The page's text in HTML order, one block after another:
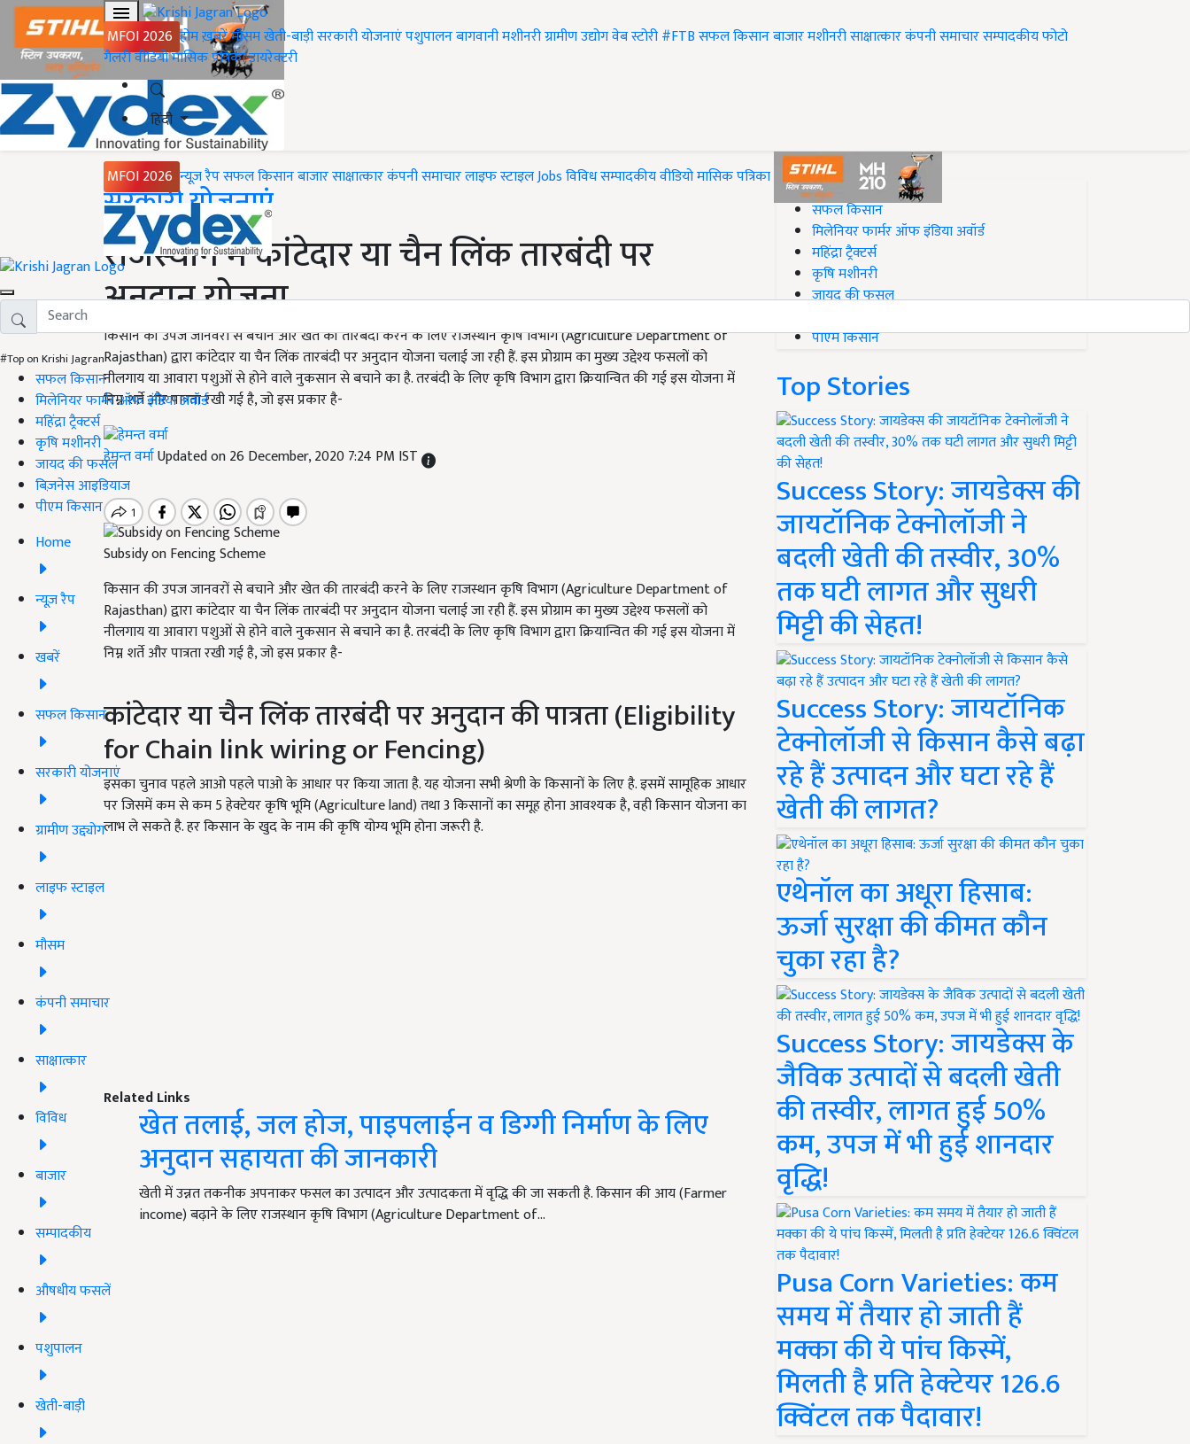
MFOI 2026 होमख़बरेंमौसमखेती-बाड़ीसरकारी योजनाएंपशुपालनबागवानीमशीनरीग्रामीण उद्योगवेब स्टोरी#FTBसफल किसानबाजारमशीनरीसाक्षात्कारकंपनी समाचारसम्पादकीयफोटो
गैलरीवीडियोमासिक पत्रिकाडायरेक्टरी
हिंदी
MFOI 2026 न्यूज़ रैपसफल किसानबाजारसाक्षात्कारकंपनी समाचारलाइफ स्टाइलJobsविविधसम्पादकीयवीडियोमासिक पत्रिका
#Top on Krishi Jagran
सफल किसान
मिलेनियर फार्मर ऑफ इंडिया अवॉर्ड
महिंद्रा ट्रैक्टर्स
कृषि मशीनरी
जायद की फसल
बिज़नेस आइडियाज
पीएम किसान
Home
न्यूज़ रैप
खबरें
सफल किसान
सरकारी योजनाएं
ग्रामीण उद्द्योग
लाइफ स्टाइल
मौसम
कंपनी समाचार
साक्षात्कार
विविध
बाजार
सम्पादकीय
औषधीय फसलें
पशुपालन
खेती-बाड़ी
Home
सरकारी योजनाएं
राजस्थान में कांटेदार या चैन लिंक तारबंदी पर
अनुदान योजना
किसान की उपज जानवरों से बचाने और खेत की तारबंदी करने के लिए राजस्थान कृषि विभाग (Agriculture Department of
Rajasthan) द्वारा कांटेदार या चैन लिंक तारबंदी पर अनुदान योजना चलाई जा रही हैं. इस प्रोग्राम का मुख्य उद्देश्य फसलों को
नीलगाय या आवारा पशुओं से होने वाले नुकसान से बचाने का है. तरबंदी के लिए कृषि विभाग द्वारा क्रियान्वित की गई इस योजना में
निम्न शर्ते और पात्रता रखी गई है, जो इस प्रकार है-
हेमन्त वर्माUpdated on 26 December, 2020 7:24 PM IST
Subsidy on Fencing Scheme
किसान की उपज जानवरों से बचाने और खेत की तारबंदी करने के लिए राजस्थान कृषि विभाग (Agriculture Department of
Rajasthan) द्वारा कांटेदार या चैन लिंक तारबंदी पर अनुदान योजना चलाई जा रही हैं. इस प्रोग्राम का मुख्य उद्देश्य फसलों को
नीलगाय या आवारा पशुओं से होने वाले नुकसान से बचाने का है. तरबंदी के लिए कृषि विभाग द्वारा क्रियान्वित की गई इस योजना में
निम्न शर्ते और पात्रता रखी गई है, जो इस प्रकार है-
कांटेदार या चैन लिंक तारबंदी पर अनुदान की पात्रता (Eligibility
for Chain link wiring or Fencing)
इसका चुनाव पहले आओ पहले पाओ के आधार पर किया जाता है. यह योजना सभी श्रेणी के किसानों के लिए है. इसमें सामूहिक आधार
पर जिसमें कम से कम 5 हेक्टेयर कृषि भूमि (Agriculture land) तथा 3 किसानों का समूह होना आवश्यक है, वही किसान योजना का
लाभ ले सकते है. हर किसान के खुद के नाम की कृषि योग्य भूमि होना जरूरी है.
Related Links
खेत तलाई, जल होज, पाइपलाईन व डिग्गी निर्माण के लिए
अनुदान सहायता की जानकारी
खेती में उन्नत तकनीक अपनाकर फसल का उत्पादन और उत्पादकता में वृद्धि की जा सकती है. किसान की आय (Farmer
income) बढ़ाने के लिए राजस्थान कृषि विभाग (Agriculture Department of…
#Top on Krishi Jagran
सफल किसान
मिलेनियर फार्मर ऑफ इंडिया अवॉर्ड
महिंद्रा ट्रैक्टर्स
कृषि मशीनरी
जायद की फसल
पीएम किसान
Top Stories
Success Story: जायडेक्स की
जायटॉनिक टेक्नोलॉजी ने
बदली खेती की तस्वीर, 30%
तक घटी लागत और सुधरी
मिट्टी की सेहत!
Success Story: जायटॉनिक
टेक्नोलॉजी से किसान कैसे बढ़ा
रहे हैं उत्पादन और घटा रहे हैं
खेती की लागत?
एथेनॉल का अधूरा हिसाब:
ऊर्जा सुरक्षा की कीमत कौन
चुका रहा है?
Success Story: जायडेक्स के
जैविक उत्पादों से बदली खेती
की तस्वीर, लागत हुई 50%
कम, उपज में भी हुई शानदार
वृद्धि!
Pusa Corn Varieties: कम
समय में तैयार हो जाती हैं
मक्का की ये पांच किस्में,
मिलती है प्रति हेक्टेयर 126.6
क्विंटल तक पैदावार!